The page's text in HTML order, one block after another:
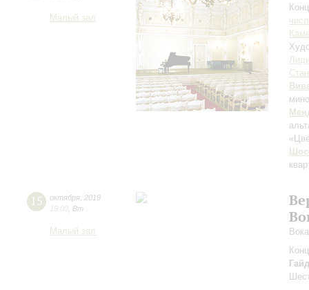
Малый зал
15 октября 2019
19:00 Вт
Малый зал